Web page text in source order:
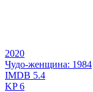
2020
Чудо-женщина: 1984
IMDB 5.4
KP6